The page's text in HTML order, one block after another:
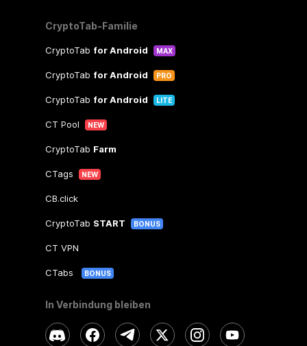
CryptoTab-Familie
CryptoTab for Android MAX
CryptoTab for Android PRO
CryptoTab for Android LITE
CT Pool NEW
CryptoTab Farm
CTags NEW
CB.click
CryptoTab START BONUS
CT VPN
CTabs BONUS
In Verbindung bleiben